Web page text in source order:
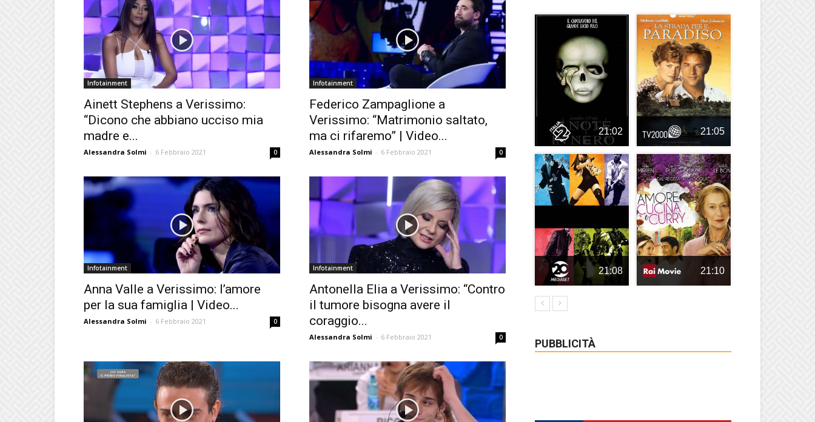
Infotainment
Ainett Stephens a Verissimo:
“Dicono che abbiano ucciso mia
madre e...
Alessandra Solmi - 6 Febbraio 2021 0
Infotainment
Federico Zampaglione a
Verissimo: “Matrimonio saltato,
ma ci rifaremo” | Video...
Alessandra Solmi - 6 Febbraio 2021 0
Infotainment
Anna Valle a Verissimo: l’amore
per la sua famiglia | Video...
Alessandra Solmi - 6 Febbraio 2021 0
Infotainment
Antonella Elia a Verissimo: “Contro
il tumore bisogna avere il
coraggio...
Alessandra Solmi - 6 Febbraio 2021 0
21:02 21:05
21:08 21:10
PUBBLICITÀ